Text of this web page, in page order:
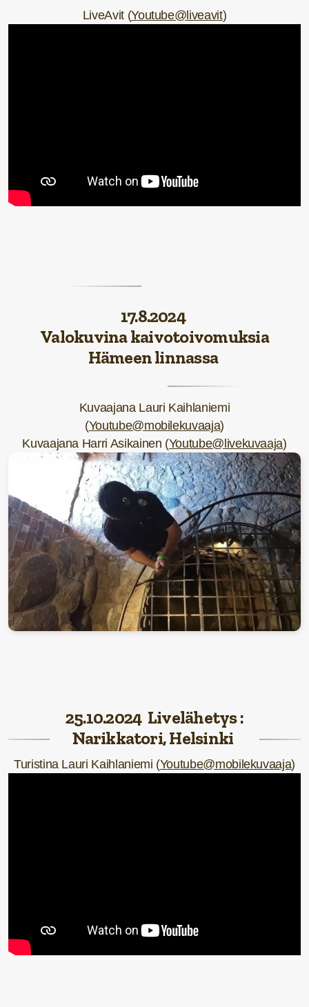
LiveAvit (Youtube@liveavit)
17.8.2024
Valokuvina kaivotoivomuksia
Hämeen linnassa
Kuvaajana Lauri Kaihlaniemi
(Youtube@mobilekuvaaja)
Kuvaajana Harri Asikainen (Youtube@livekuvaaja)
25.10.2024 Livelähetys :
Narikkatori, Helsinki
Turistina Lauri Kaihlaniemi (Youtube@mobilekuvaaja)